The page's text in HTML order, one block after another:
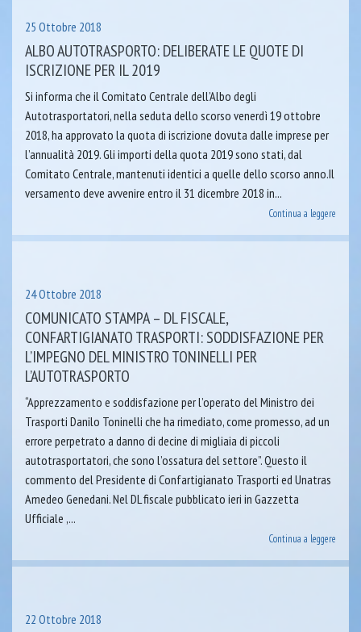
25 Ottobre 2018
ALBO AUTOTRASPORTO: DELIBERATE LE QUOTE DI
ISCRIZIONE PER IL 2019
Si informa che il Comitato Centrale dell’Albo degli
Autotrasportatori, nella seduta dello scorso venerdì 19 ottobre
2018, ha approvato la quota di iscrizione dovuta dalle imprese per
l’annualità 2019. Gli importi della quota 2019 sono stati, dal
Comitato Centrale, mantenuti identici a quelle dello scorso anno.Il
versamento deve avvenire entro il 31 dicembre 2018 in...
Continua a leggere
24 Ottobre 2018
COMUNICATO STAMPA – DL FISCALE,
CONFARTIGIANATO TRASPORTI: SODDISFAZIONE PER
L’IMPEGNO DEL MINISTRO TONINELLI PER
L’AUTOTRASPORTO
“Apprezzamento e soddisfazione per l’operato del Ministro dei
Trasporti Danilo Toninelli che ha rimediato, come promesso, ad un
errore perpetrato a danno di decine di migliaia di piccoli
autotrasportatori, che sono l’ossatura del settore”. Questo il
commento del Presidente di Confartigianato Trasporti ed Unatras
Amedeo Genedani. Nel DL fiscale pubblicato ieri in Gazzetta
Ufficiale ,...
Continua a leggere
22 Ottobre 2018